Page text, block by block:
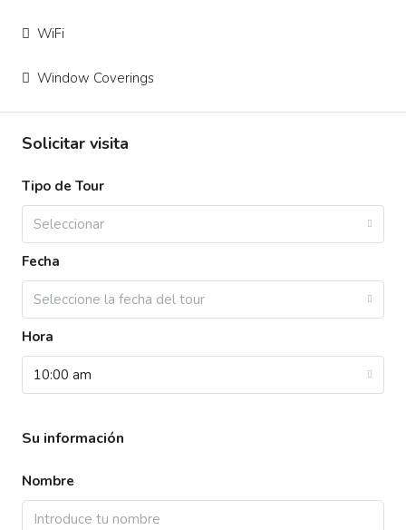
WiFi
Window Coverings
Solicitar visita
Tipo de Tour
Seleccionar
Fecha
Seleccione la fecha del tour
Hora
10:00 am
Su información
Nombre